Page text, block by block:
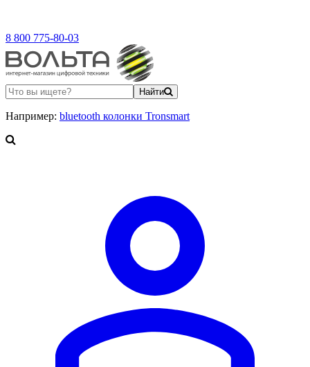
8 800 775-80-03
Найти
Например: bluetooth колонки Tronsmart